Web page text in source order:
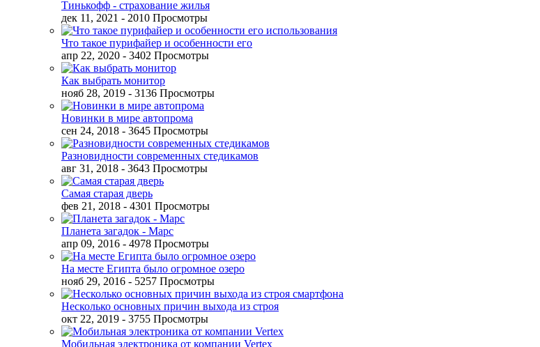
Тинькофф - страхование жилья
дек 11, 2021 - 2010 Просмотры
Что такое пурифайер и особенности его
апр 22, 2020 - 3402 Просмотры
Как выбрать монитор
нояб 28, 2019 - 3136 Просмотры
Новинки в мире автопрома
сен 24, 2018 - 3645 Просмотры
Разновидности современных стедикамов
авг 31, 2018 - 3643 Просмотры
Самая старая дверь
фев 21, 2018 - 4301 Просмотры
Планета загадок - Марс
апр 09, 2016 - 4978 Просмотры
На месте Египта было огромное озеро
нояб 29, 2016 - 5257 Просмотры
Несколько основных причин выхода из строя
окт 22, 2019 - 3755 Просмотры
Мобильная электроника от компании Vertex